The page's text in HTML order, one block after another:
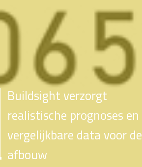
Buildsight verzorgt
realistische prognoses en
vergelijkbare data voor de
afbouw